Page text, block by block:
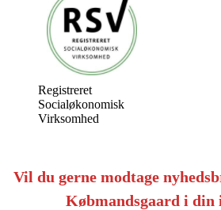
Registreret
Socialøkonomisk
Virksomhed
Vil du gerne modtage
Købmandsgaard i din